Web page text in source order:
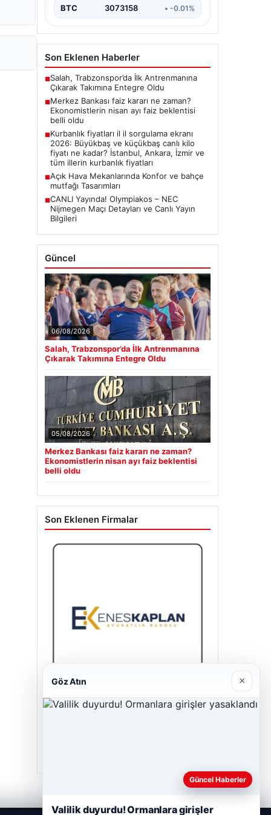
BTC 3073158 • -0.01%
Son Eklenen Haberler
■Salah, Trabzonspor’da İlk Antrenmanına
Çıkarak Takımına Entegre Oldu
■Merkez Bankası faiz kararı ne zaman?
Ekonomistlerin nisan ayı faiz beklentisi
belli oldu
■Kurbanlık fiyatları il il sorgulama ekranı
2026: Büyükbaş ve küçükbaş canlı kilo
fiyatı ne kadar? İstanbul, Ankara, İzmir ve
tüm illerin kurbanlık fiyatları
■Açık Hava Mekanlarında Konfor ve bahçe
mutfağı Tasarımları
■CANLI Yayında! Olympiakos – NEC
Nijmegen Maçı Detayları ve Canlı Yayın
Bilgileri
Güncel
06/08/2026
Salah, Trabzonspor’da İlk Antrenmanına
Çıkarak Takımına Entegre Oldu
05/08/2026
Merkez Bankası faiz kararı ne zaman?
Ekonomistlerin nisan ayı faiz beklentisi
belli oldu
Son Eklenen Firmalar
Göz Atın ×
Güncel Haberler
Valilik duyurdu! Ormanlara girişler